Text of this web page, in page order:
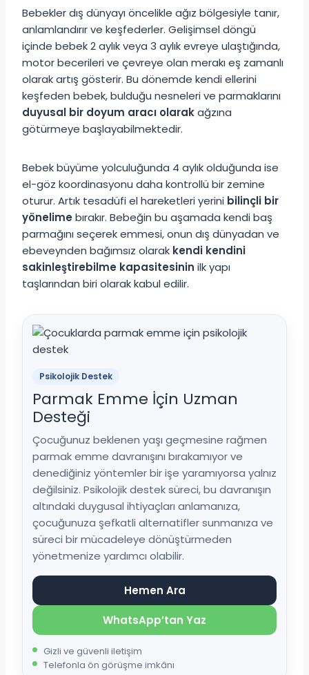
Bebekler dış dünyayı öncelikle ağız bölgesiyle tanır,
anlamlandırır ve keşfederler. Gelişimsel döngü
içinde bebek 2 aylık veya 3 aylık evreye ulaştığında,
motor becerileri ve çevreye olan merakı eş zamanlı
olarak artış gösterir. Bu dönemde kendi ellerini
keşfeden bebek, bulduğu nesneleri ve parmaklarını
duyusal bir doyum aracı olarakağzına
götürmeye başlayabilmektedir.
Bebek büyüme yolculuğunda 4 aylık olduğunda ise
el-göz koordinasyonu daha kontrollü bir zemine
oturur. Artık tesadüfi el hareketleri yerini bilinçli bir
yönelime bırakır. Bebeğin bu aşamada kendi baş
parmağını seçerek emmesi, onun dış dünyadan ve
ebeveynden bağımsız olarak kendi kendini
sakinleştirebilme kapasitesinin ilk yapı
taşlarından biri olarak kabul edilir.
Psikolojik Destek
Parmak Emme İçin Uzman
Desteği
Çocuğunuz beklenen yaşı geçmesine rağmen
parmak emme davranışını bırakamıyor ve
denediğiniz yöntemler bir işe yaramıyorsa yalnız
değilsiniz. Psikolojik destek süreci, bu davranışın
altındaki duygusal ihtiyaçları anlamanıza,
çocuğunuza şefkatli alternatifler sunmanıza ve
süreci bir mücadeleye dönüştürmeden
yönetmenize yardımcı olabilir.
Hemen Ara
WhatsApp’tan Yaz
Gizli ve güvenli iletişim
Telefonla ön görüşme imkânı